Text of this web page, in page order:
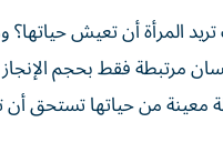
المرأة أن تعيش حياتها؟
مرتبطة فقط بحجم
من حياتها تستحق أن